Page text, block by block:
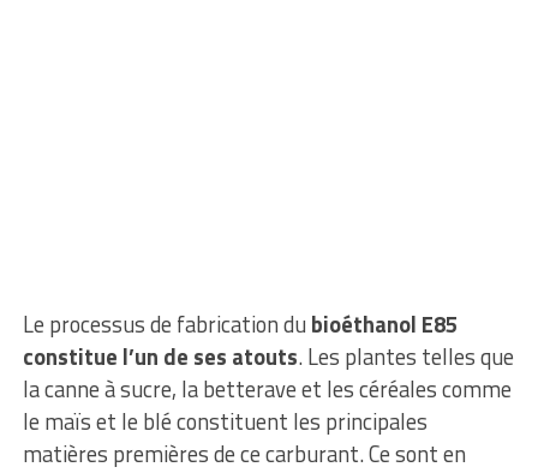
Le processus de fabrication du bioéthanol E85
constitue l’un de ses atouts. Les plantes telles que
la canne à sucre, la betterave et les céréales comme
le maïs et le blé constituent les principales
matières premières de ce carburant. Ce sont en